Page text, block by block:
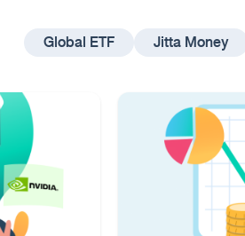
Global ETF Jitta Money